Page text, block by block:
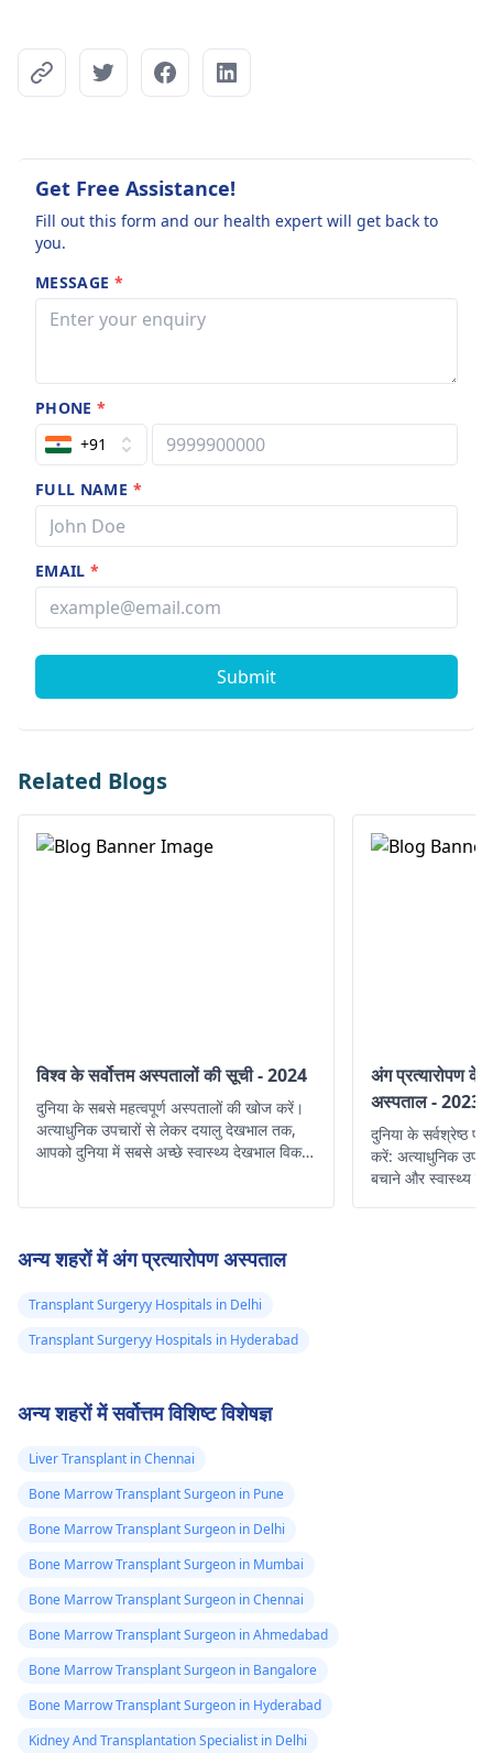
Get Free Assistance!
Fill out this form and our health expert will get back to
you.
MESSAGE *
PHONE*
+91
FULL NAME *
EMAIL*
Submit
Related Blogs
विश्व के सर्वोत्तम अस्पतालों की सूची - 2024
दुनिया के सबसे महत्वपूर्ण अस्पतालों की खोज करें।
अत्याधुनिक उपचारों से लेकर दयालु देखभाल तक,
आपको दुनिया में सबसे अच्छे स्वास्थ्य देखभाल विकल्प
अंग प्रत्यारोपण के
अस्पताल - 2023
दुनिया के सर्वश्रेष्ठ
करें: अत्याधुनिक
बचाने और स्वास्थ्य में
अन्य शहरों में अंग प्रत्यारोपण अस्पताल
Transplant Surgeryy Hospitals in Delhi
Transplant Surgeryy Hospitals in Hyderabad
अन्य शहरों में सर्वोत्तम विशिष्ट विशेषज्ञ
Liver Transplant in Chennai
Bone Marrow Transplant Surgeon in Pune
Bone Marrow Transplant Surgeon in Delhi
Bone Marrow Transplant Surgeon in Mumbai
Bone Marrow Transplant Surgeon in Chennai
Bone Marrow Transplant Surgeon in Ahmedabad
Bone Marrow Transplant Surgeon in Bangalore
Bone Marrow Transplant Surgeon in Hyderabad
Kidney And Transplantation Specialist in Delhi